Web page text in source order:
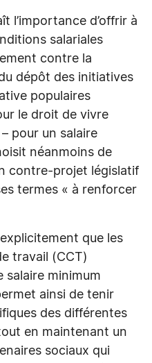
l’importance d’offrir à
salariales
contre la
dépôt des initiatives
populaires
le droit de vivre
pour un salaire
néanmoins de
contre-projet législatif
termes « à renforcer
que les
travail (CCT)
salaire minimum
ainsi de tenir
des différentes
en maintenant un
sociaux qui